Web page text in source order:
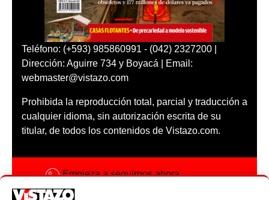
Teléfono: (+593) 985860991 - (042) 2327200 |
Dirección: Aguirre 734 y Boyacá | Email:
webmaster@vistazo.com
Prohibida la reproducción total, parcial y traducción a
cualquier idioma, sin autorización escrita de su
titular, de todos los contenidos de Vistazo.com.
Empieza a seguirnos ahora